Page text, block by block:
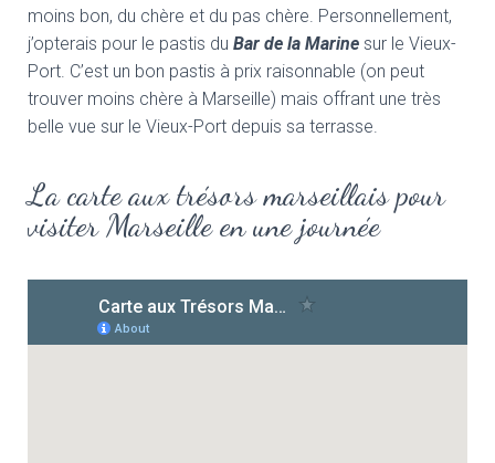
moins bon, du chère et du pas chère. Personnellement,
j’opterais pour le pastis du Bar de la Marine sur le Vieux-
Port. C’est un bon pastis à prix raisonnable (on peut
trouver moins chère à Marseille) mais offrant une très
belle vue sur le Vieux-Port depuis sa terrasse.
La carte aux trésors marseillais pour
visiter Marseille en une journée